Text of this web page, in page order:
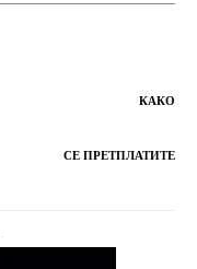
КАКО
СЕ ПРЕТПЛАТИТЕ